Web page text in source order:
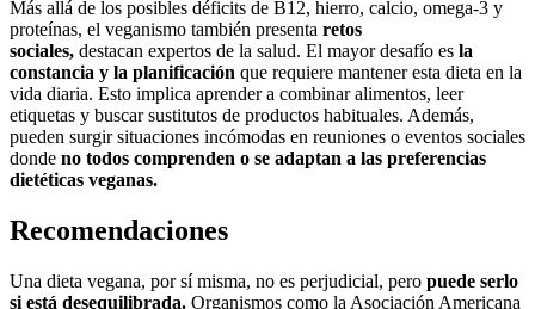
Más allá de los posibles déficits de B12, hierro, calcio, omega-3 y
proteínas, el veganismo también presenta retos
sociales, destacan expertos de la salud. El mayor desafío es la
constancia y la planificación que requiere mantener esta dieta en la
vida diaria. Esto implica aprender a combinar alimentos, leer
etiquetas y buscar sustitutos de productos habituales. Además,
pueden surgir situaciones incómodas en reuniones o eventos sociales
donde no todos comprenden o se adaptan a las preferencias
dietéticas veganas.
Recomendaciones
Una dieta vegana, por sí misma, no es perjudicial, pero puede serlo
si está desequilibrada. Organismos como la Asociación Americana